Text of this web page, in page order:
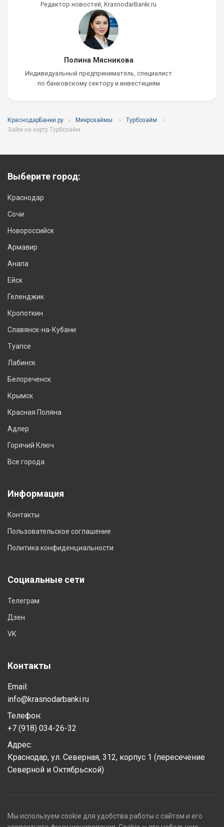
Редактор новостей, KrasnodarBanki.ru
Полина Мясникова
Индивидуальный предприниматель, специалист
по банковскому сектору и инвестициям
КраснодарБанки.ру Микрозаймы
Турбозайм
Займ на карту Турбозайм
Выберите город:
Краснодар
Сочи
Новороссийск
Армавир
Анапа
Ейск
Геленджик
Кропоткин
Славянск-на-Кубани
Туапсе
Лабинск
Белореченск
Крымск
Красная Поляна
Адлер
Горячий Ключ
Все города
Информация
Контакты
Пользовательское соглашение
Политика конфиденциальности
Социальные сети
Телеграм
Дзен
VK
Контакты
Email:
info@krasnodarbanki.ru
Телефон:
+7 (918) 034-26-32
Адрес:
Краснодар, ул. Северная, 312, корпус 1 (пересечение
Северной и Октябрьской)
Мы используем cookie для удобства работы с сайтом и его